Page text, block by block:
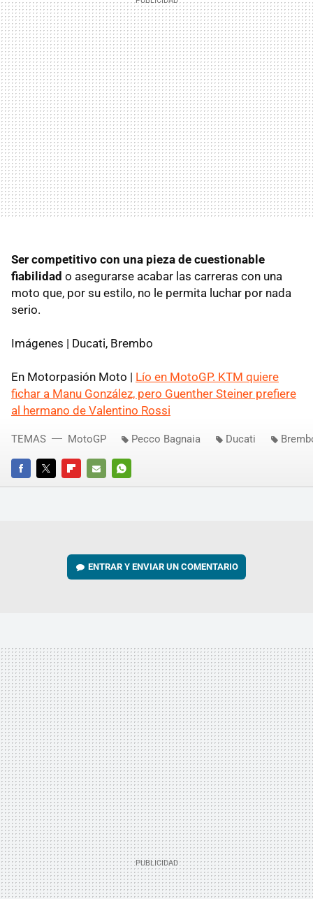
Ser competitivo con una pieza de cuestionable
fiabilidad o asegurarse acabar las carreras con una
moto que, por su estilo, no le permita luchar por nada
serio.
Imágenes | Ducati, Brembo
En Motorpasión Moto | Lío en MotoGP. KTM quiere
fichar a Manu González, pero Guenther Steiner prefiere
al hermano de Valentino Rossi
FACEBOOKTWITTERFLIPBOARD
E-
WHATSAPP
TEMAS MotoGP Pecco Bagnaia Ducati
ENTRAR Y ENVIAR UN COMENTARIO